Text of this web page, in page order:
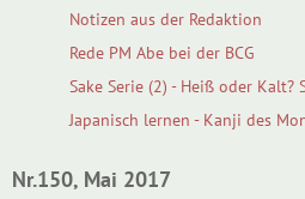
Notizen aus der Redaktion
Rede PM Abe bei der BCG
Sake Serie (2) - Heiß oder Kalt?
Japanisch lernen - Kanji des
Nr.150, Mai 2017